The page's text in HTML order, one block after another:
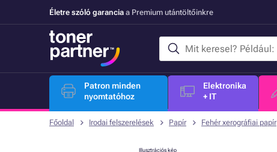
Életre szóló garancia a Premium utántöltőinkre
Patron minden
nyomtatóhoz
Elektronika
+ IT
Főoldal Irodai felszerelések Papír Fehér xerográfiai papír
Illusztrációs kép